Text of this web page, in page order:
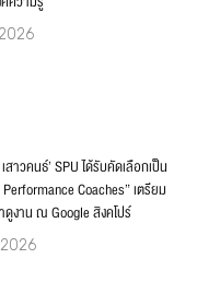
าวคนธ์’ SPU ได้รับคัดเลือกเป็น
Performance Coaches” เตรียม
งาน ณ Google สิงคโปร์